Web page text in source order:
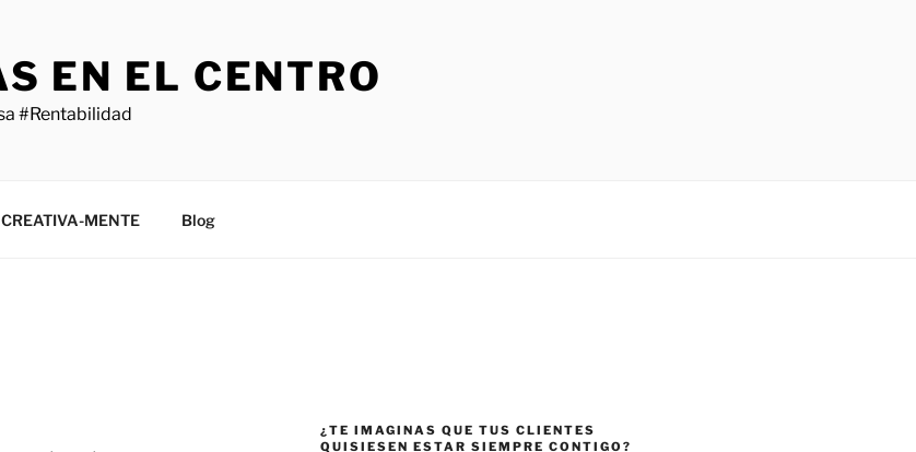
EN EL CENTRO
#Rentabilidad
CREATIVA-MENTE Blog
¿TE IMAGINAS QUE TUS CLIENTES
QUISIESEN ESTAR SIEMPRE CONTIGO?